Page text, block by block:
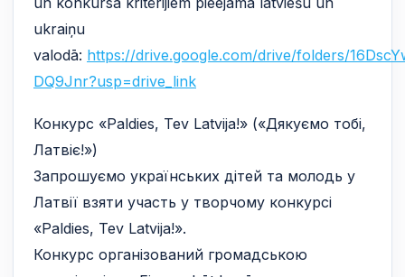
ukraiņu
valodā: https://drive.google.com/drive/folders/
DQ9Jnr?usp=drive_link
Конкурс «Paldies, Tev Latvija!» («Дякуємо тобі,
Латвіє!»)
Запрошуємо українських дітей та молодь у
Латвії взяти участь у творчому конкурсі
«Paldies, Tev Latvija!».
Конкурс організований громадською